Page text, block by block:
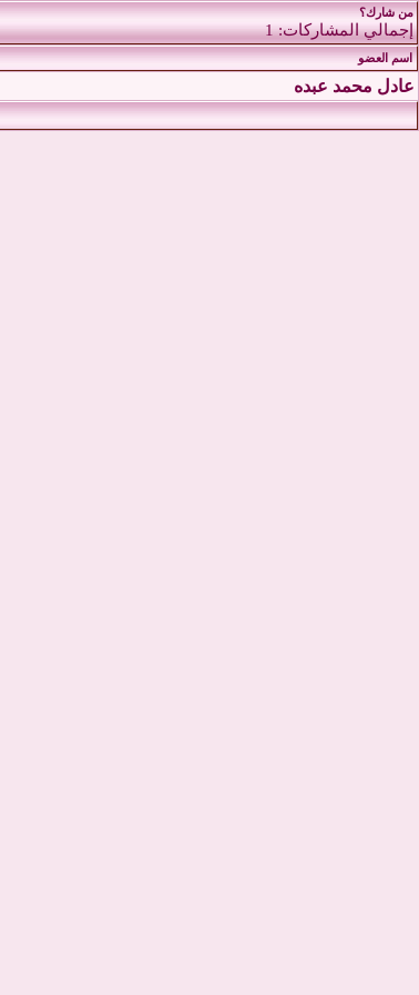
من شارك؟
إجمالي المشاركات: 1
اسم العضو
عادل محمد عبده